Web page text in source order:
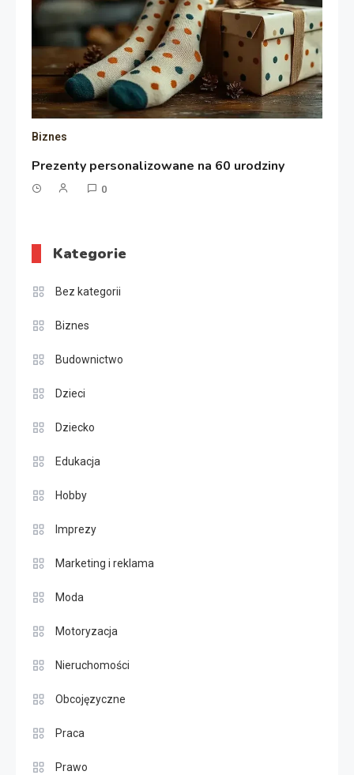
Biznes
Prezenty personalizowane na 60 urodziny
0
Kategorie
Bez kategorii
Biznes
Budownictwo
Dzieci
Dziecko
Edukacja
Hobby
Imprezy
Marketing i reklama
Moda
Motoryzacja
Nieruchomości
Obcojęzyczne
Praca
Prawo